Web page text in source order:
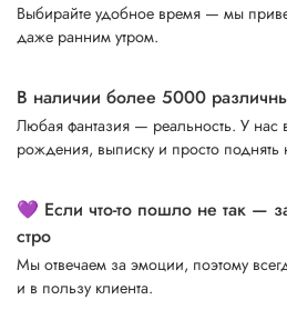
Выбирайте удобное время — мы
даже ранним утром.
В наличии более 5000
Любая фантазия — реальность. У нас
рождения, выписку и просто поднять
💜 Если что-то пошло не так —
стро
Мы отвечаем за эмоции, поэтому
и в пользу клиента.